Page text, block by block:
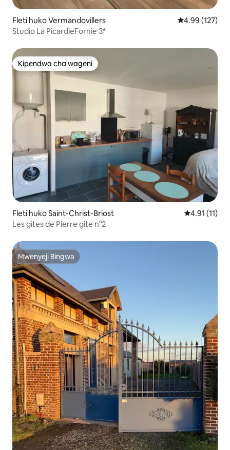
Fleti huko Vermandovillers Ukadiriaji wa
4.99 (127)
Studio La PicardieFornie 3*
Kipendwa cha wageni
Kipendwa cha wageni
Fleti huko Saint-Christ-Briost Ukadiriaji wa
4.91 (11)
Les gites de Pierre gîte n°2
Mwenyeji Bingwa
Mwenyeji Bingwa